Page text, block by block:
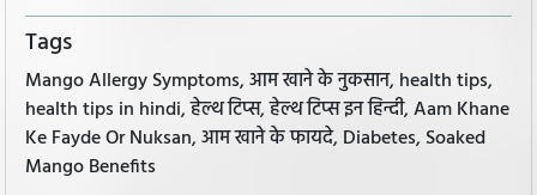
Tags
Mango Allergy Symptoms, आम खाने के नुकसान, health tips,
health tips in hindi, हेल्थ टिप्स, हेल्थ टिप्स इन हिन्दी, Aam Khane
Ke Fayde Or Nuksan, आम खाने के फायदे, Diabetes, Soaked
Mango Benefits